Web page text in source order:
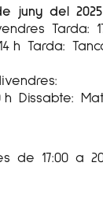
juny del
Tarda:
h Tarda:
Dissabte:
de 17:00 a